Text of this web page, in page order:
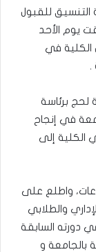
التنسيق للقبول
والتي انطلقت يوم الأحد
الكلية في
.
لحج برئاسة
في إنجاح
الكلية إلى
واطلع على
والطلابي
دورته السابقة
بالجامعة و